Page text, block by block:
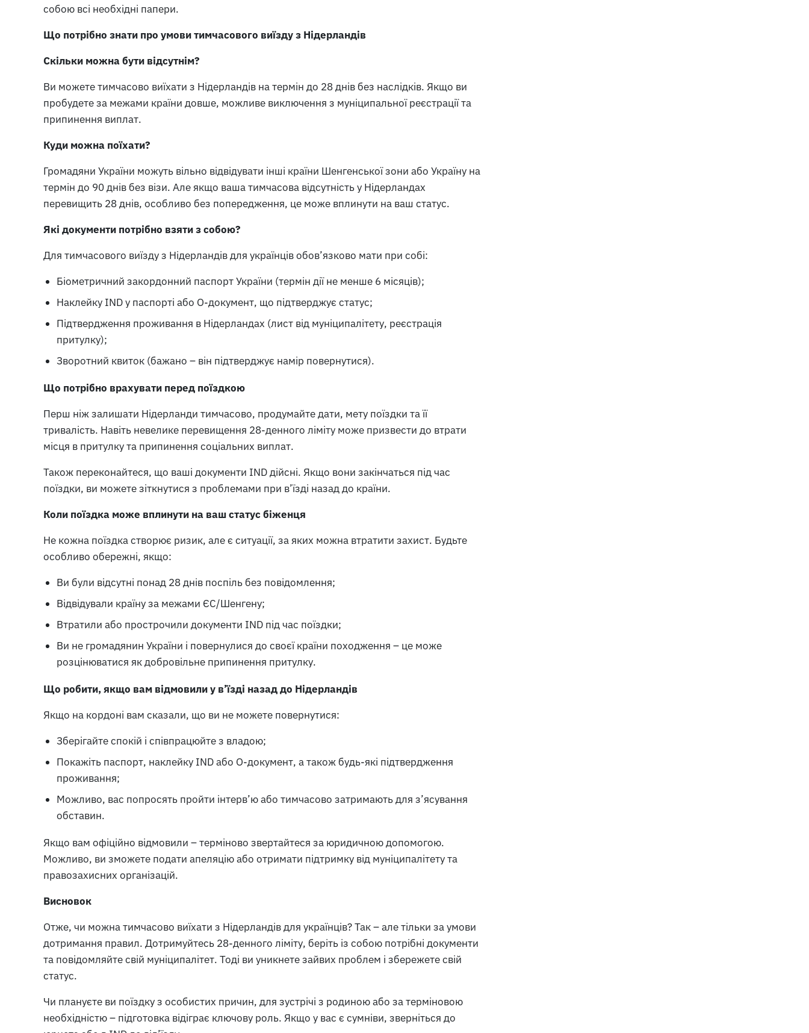
собою всі необхідні папери.
Що потрібно знати про умови тимчасового виїзду з Нідерландів
Скільки можна бути відсутнім?
Ви можете тимчасово виїхати з Нідерландів на термін до 28 днів без наслідків. Якщо ви
пробудете за межами країни довше, можливе виключення з муніципальної реєстрації та
припинення виплат.
Куди можна поїхати?
Громадяни України можуть вільно відвідувати інші країни Шенгенської зони або Україну на
термін до 90 днів без візи. Але якщо ваша тимчасова відсутність у Нідерландах
перевищить 28 днів, особливо без попередження, це може вплинути на ваш статус.
Які документи потрібно взяти з собою?
Для тимчасового виїзду з Нідерландів для українців обов’язково мати при собі:
Біометричний закордонний паспорт України (термін дії не менше 6 місяців);
Наклейку IND у паспорті або O-документ, що підтверджує статус;
Підтвердження проживання в Нідерландах (лист від муніципалітету, реєстрація
притулку);
Зворотний квиток (бажано – він підтверджує намір повернутися).
Що потрібно врахувати перед поїздкою
Перш ніж залишати Нідерланди тимчасово, продумайте дати, мету поїздки та її
тривалість. Навіть невелике перевищення 28-денного ліміту може призвести до втрати
місця в притулку та припинення соціальних виплат.
Також переконайтеся, що ваші документи IND дійсні. Якщо вони закінчаться під час
поїздки, ви можете зіткнутися з проблемами при в’їзді назад до країни.
Коли поїздка може вплинути на ваш статус біженця
Не кожна поїздка створює ризик, але є ситуації, за яких можна втратити захист. Будьте
особливо обережні, якщо:
Ви були відсутні понад 28 днів поспіль без повідомлення;
Відвідували країну за межами ЄС/Шенгену;
Втратили або прострочили документи IND під час поїздки;
Ви не громадянин України і повернулися до своєї країни походження – це може
розцінюватися як добровільне припинення притулку.
Що робити, якщо вам відмовили у в’їзді назад до Нідерландів
Якщо на кордоні вам сказали, що ви не можете повернутися:
Зберігайте спокій і співпрацюйте з владою;
Покажіть паспорт, наклейку IND або O-документ, а також будь-які підтвердження
проживання;
Можливо, вас попросять пройти інтерв’ю або тимчасово затримають для з’ясування
обставин.
Якщо вам офіційно відмовили – терміново звертайтеся за юридичною допомогою.
Можливо, ви зможете подати апеляцію або отримати підтримку від муніципалітету та
правозахисних організацій.
Висновок
Отже, чи можна тимчасово виїхати з Нідерландів для українців? Так – але тільки за умови
дотримання правил. Дотримуйтесь 28-денного ліміту, беріть із собою потрібні документи
та повідомляйте свій муніципалітет. Тоді ви уникнете зайвих проблем і збережете свій
статус.
Чи плануєте ви поїздку з особистих причин, для зустрічі з родиною або за терміновою
необхідністю – підготовка відіграє ключову роль. Якщо у вас є сумніви, зверніться до